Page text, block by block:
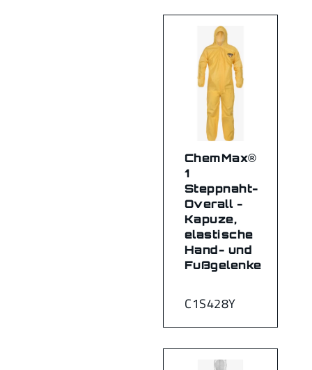
C1S428Y
ChemMax®
1
Steppnaht-
Overall -
Kapuze,
elastische
Hand- und
Fußgelenke